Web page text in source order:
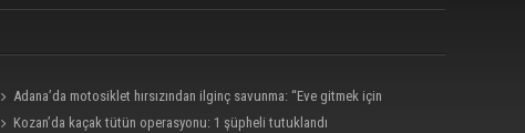
Adana’da motosiklet hırsızından ilginç savunma: “Eve gitmek için
aldım, geri verecektim”
Kozan’da kaçak tütün operasyonu: 1 şüpheli tutuklandı